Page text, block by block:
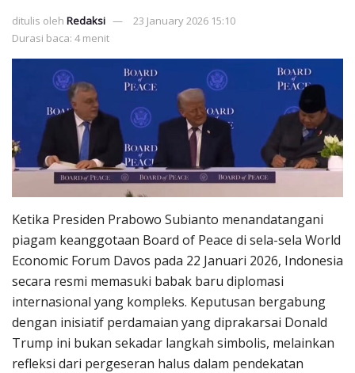
ditulis oleh Redaksi
23 January 2026 15:10
Durasi baca: 4 menit
Ketika Presiden Prabowo Subianto menandatangani
piagam keanggotaan Board of Peace di sela-sela World
Economic Forum Davos pada 22 Januari 2026, Indonesia
secara resmi memasuki babak baru diplomasi
internasional yang kompleks. Keputusan bergabung
dengan inisiatif perdamaian yang diprakarsai Donald
Trump ini bukan sekadar langkah simbolis, melainkan
refleksi dari pergeseran halus dalam pendekatan